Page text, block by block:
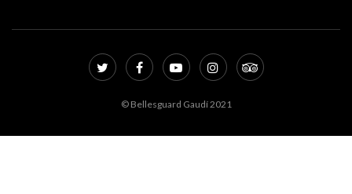
© Bellesguard Gaudí 2021